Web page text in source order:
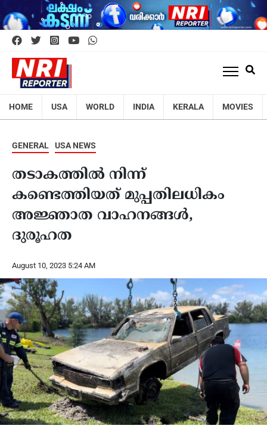
HOME USA WORLD INDIA KERALA MOVIES
GENERAL USA NEWS
തടാകത്തില്‍ നിന്ന്
കണ്ടെത്തിയത് മുപ്പതിലധികം
അജ്ഞാത വാഹനങ്ങള്‍,
ദുരൂഹത
August 10, 2023 5:24 AM